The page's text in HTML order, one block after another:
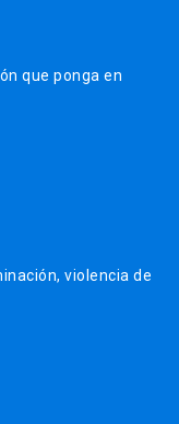
que ponga en
violencia de